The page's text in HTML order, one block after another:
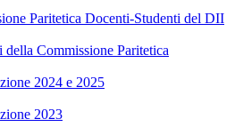
Paritetica Docenti-Studenti del DII
della Commissione Paritetica
2024 e 2025
2023